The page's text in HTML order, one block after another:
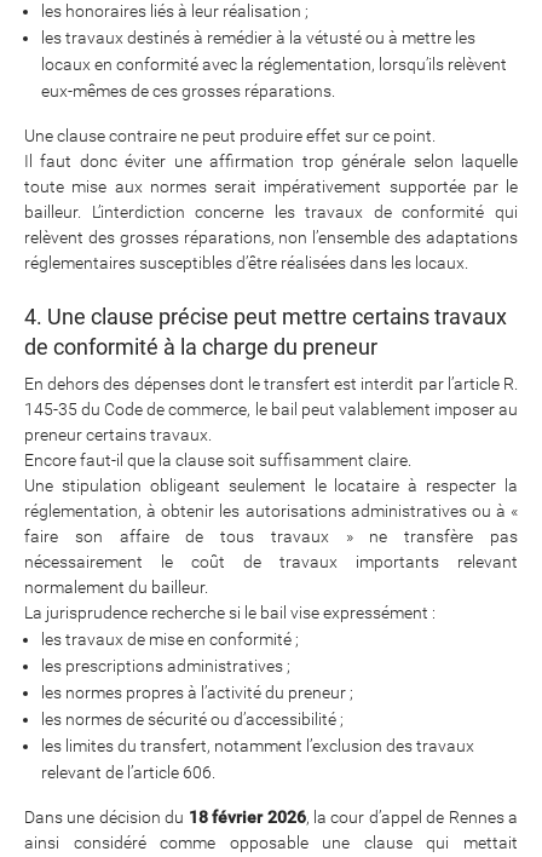
les honoraires liés à leur réalisation ;
les travaux destinés à remédier à la vétusté ou à mettre les
locaux en conformité avec la réglementation, lorsqu’ils relèvent
eux-mêmes de ces grosses réparations.
Une clause contraire ne peut produire effet sur ce point.
Il faut donc éviter une affirmation trop générale selon laquelle
toute mise aux normes serait impérativement supportée par le
bailleur. L’interdiction concerne les travaux de conformité qui
relèvent des grosses réparations, non l’ensemble des adaptations
réglementaires susceptibles d’être réalisées dans les locaux.
4. Une clause précise peut mettre certains travaux
de conformité à la charge du preneur
En dehors des dépenses dont le transfert est interdit par l’article R.
145-35 du Code de commerce, le bail peut valablement imposer au
preneur certains travaux.
Encore faut-il que la clause soit suffisamment claire.
Une stipulation obligeant seulement le locataire à respecter la
réglementation, à obtenir les autorisations administratives ou à «
faire son affaire de tous travaux » ne transfère pas
nécessairement le coût de travaux importants relevant
normalement du bailleur.
La jurisprudence recherche si le bail vise expressément :
les travaux de mise en conformité ;
les prescriptions administratives ;
les normes propres à l’activité du preneur ;
les normes de sécurité ou d’accessibilité ;
les limites du transfert, notamment l’exclusion des travaux
relevant de l’article 606.
Dans une décision du 18 février 2026, la cour d’appel de Rennes a
ainsi considéré comme opposable une clause qui mettait